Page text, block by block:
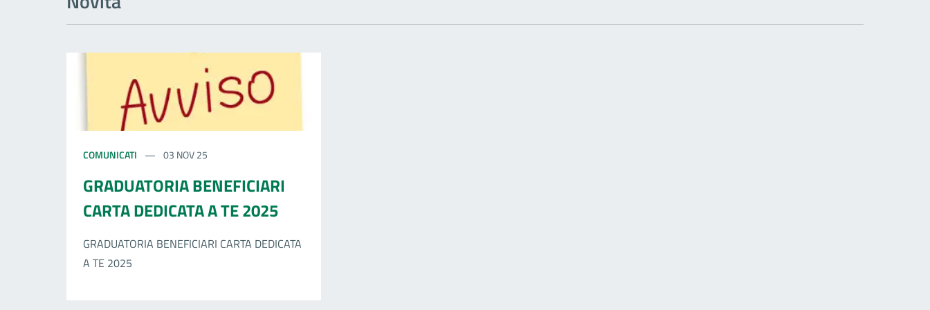
COMUNICATI 03 NOV 25
GRADUATORIA BENEFICIARI
CARTA DEDICATA A TE 2025
GRADUATORIA BENEFICIARI CARTA DEDICATA
A TE 2025